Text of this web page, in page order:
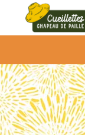
Panneau de